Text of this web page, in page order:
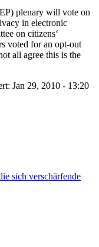
plenary will vote on
in electronic
on citizens‘
voted for an opt-out
all agree this is the
Jan 29, 2010 - 13:20
sich verschärfende